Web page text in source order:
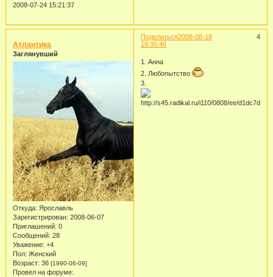
2008-07-24 15:21:37
Поделиться 4
2008-08-18
16:35:46
Атлантика
Заглянувший
Откуда: Ярославль
Зарегистрирован: 2008-06-07
Приглашений: 0
Сообщений: 28
Уважение: +4
Пол: Женский
Возраст: 36 [1990-06-09]
Провел на форуме:
1. Анна
2. Любопытство
3.